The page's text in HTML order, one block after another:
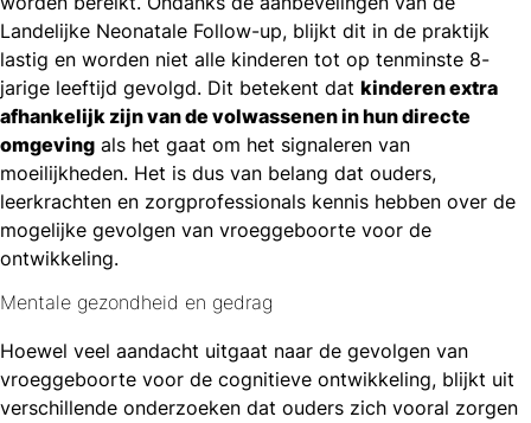
Landelijke Neonatale Follow-up, blijkt dit in de praktijk
lastig en worden niet alle kinderen tot op tenminste 8-
jarige leeftijd gevolgd. Dit betekent dat kinderen extra
afhankelijk zijn van de volwassenen in hun directe
omgeving als het gaat om het signaleren van
moeilijkheden. Het is dus van belang dat ouders,
leerkrachten en zorgprofessionals kennis hebben over de
mogelijke gevolgen van vroeggeboorte voor de
ontwikkeling.
Mentale gezondheid en gedrag
Hoewel veel aandacht uitgaat naar de gevolgen van
vroeggeboorte voor de cognitieve ontwikkeling, blijkt uit
verschillende onderzoeken dat ouders zich vooral zorgen